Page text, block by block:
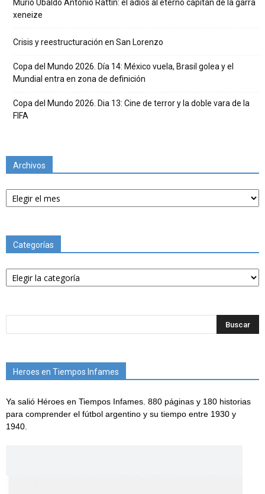
Murió Ubaldo Antonio Rattín: el adiós al eterno capitán de la garra
xeneize
Crisis y reestructuración en San Lorenzo
Copa del Mundo 2026. Día 14: México vuela, Brasil golea y el
Mundial entra en zona de definición
Copa del Mundo 2026. Dia 13: Cine de terror y la doble vara de la
FIFA
Archivos
Archivos
Categorías
Categorías
Heroes en Tiempos Infames
Ya salió Héroes en Tiempos Infames. 880 páginas y 180 historias
para comprender el fútbol argentino y su tiempo entre 1930 y
1940.